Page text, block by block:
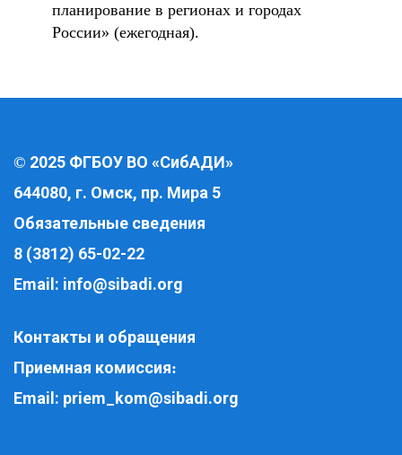
планирование в регионах и городах
России» (ежегодная).
© 2025 ФГБОУ ВО «СибАДИ»
644080, г. Омск, пр. Мира 5
Обязательные сведения
8 (3812) 65-02-22
Email: info@sibadi.org
Контакты и обращения
Приемная комиссия:
Email: priem_kom@sibadi.org